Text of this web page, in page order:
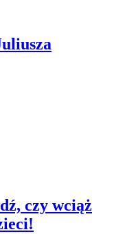
czy wciąż